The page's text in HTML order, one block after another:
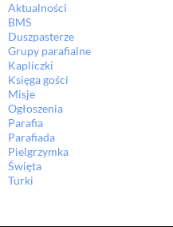
Aktualności
BMS
Duszpasterze
Grupy parafialne
Kapliczki
Księga gości
Misje
Ogłoszenia
Parafia
Parafiada
Pielgrzymka
Święta
Turki